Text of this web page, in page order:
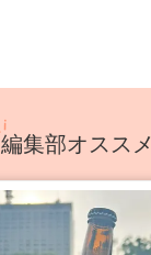
編集部オススメ